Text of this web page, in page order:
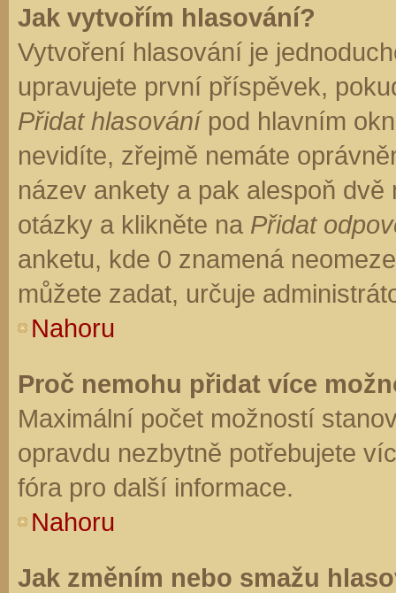
Jak vytvořím hlasování?
Vytvoření hlasování je
upravujete první příspěvek,
Přidat hlasovánípod hlavním
nevidíte, zřejmě nemáte
název ankety a pak alespoň
otázky a klikněte na Přidat
anketu, kde 0 znamená
můžete zadat, určuje
Nahoru
Proč nemohu přidat více
Maximální počet možností
opravdu nezbytně potřebujete
fóra pro další informace.
Nahoru
Jak změním nebo smažu